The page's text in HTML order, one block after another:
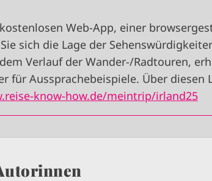
Web-App, einer
sich die Lage der
Verlauf der Wander-/Radtouren,
für Aussprachebeispiele. Über diesen
know-how.de/meintrip/irland25